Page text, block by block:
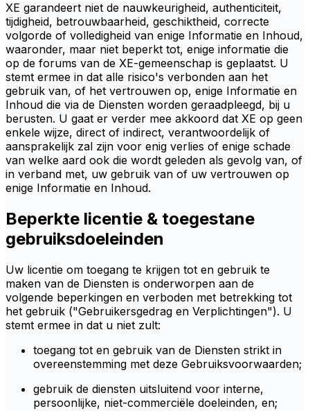
XE garandeert niet de nauwkeurigheid, authenticiteit,
tijdigheid, betrouwbaarheid, geschiktheid, correcte
volgorde of volledigheid van enige Informatie en Inhoud,
waaronder, maar niet beperkt tot, enige informatie die
op de forums van de XE-gemeenschap is geplaatst. U
stemt ermee in dat alle risico's verbonden aan het
gebruik van, of het vertrouwen op, enige Informatie en
Inhoud die via de Diensten worden geraadpleegd, bij u
berusten. U gaat er verder mee akkoord dat XE op geen
enkele wijze, direct of indirect, verantwoordelijk of
aansprakelijk zal zijn voor enig verlies of enige schade
van welke aard ook die wordt geleden als gevolg van, of
in verband met, uw gebruik van of uw vertrouwen op
enige Informatie en Inhoud.
Beperkte licentie & toegestane
gebruiksdoeleinden
Uw licentie om toegang te krijgen tot en gebruik te
maken van de Diensten is onderworpen aan de
volgende beperkingen en verboden met betrekking tot
het gebruik ("Gebruikersgedrag en Verplichtingen"). U
stemt ermee in dat u niet zult:
toegang tot en gebruik van de Diensten strikt in
overeenstemming met deze Gebruiksvoorwaarden;
gebruik de diensten uitsluitend voor interne,
persoonlijke, niet-commerciële doeleinden, en;